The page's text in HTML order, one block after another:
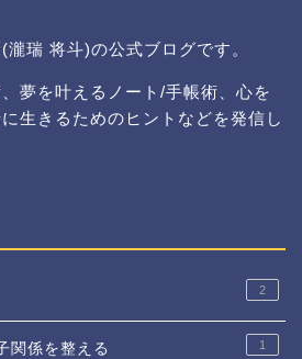
瑞 将斗)の公式ブログです。
夢を叶えるノート/手帳術、心を
生きるためのヒントなどを発信し
2
関係を整える 1